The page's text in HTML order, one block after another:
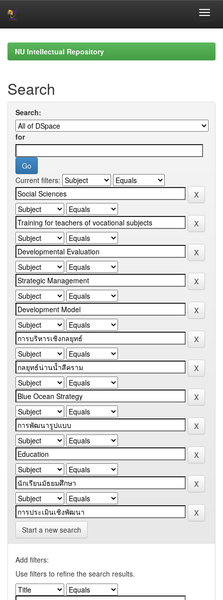
navigationNU Intellectual Repository
Search
Search:
for
Current filters:
Start a new search
Add filters:
Use filters to refine the search results.